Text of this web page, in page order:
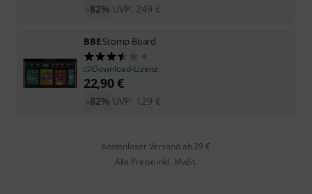
UVP: 249 €
-82%
BBEStomp Board
4
Download-Lizenz
22,90€
UVP: 129 €
-82%
Kostenloser Versand ab 29 €
Alle Preise inkl. MwSt.